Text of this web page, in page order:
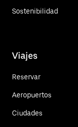
Sostenibilidad
Viajes
Reservar
Aeropuertos
Ciudades